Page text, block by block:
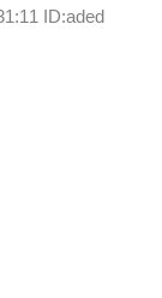
ID:aded